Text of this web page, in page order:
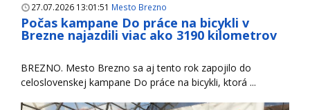
27.07.2026 13:01:51 Mesto Brezno
Počas kampane Do práce na bicykli v
Brezne najazdili viac ako 3190 kilometrov
BREZNO. Mesto Brezno sa aj tento rok zapojilo do
celoslovenskej kampane Do práce na bicykli, ktorá ...